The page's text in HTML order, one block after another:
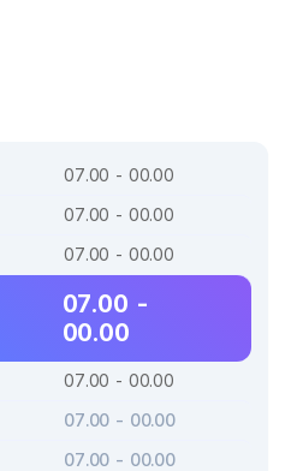
07.00 - 00.00
07.00 - 00.00
07.00 - 00.00
07.00 -
00.00
07.00 - 00.00
07.00 - 00.00
07.00 - 00.00